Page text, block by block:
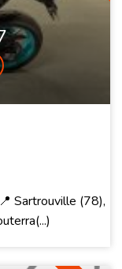
Sartrouville (78),